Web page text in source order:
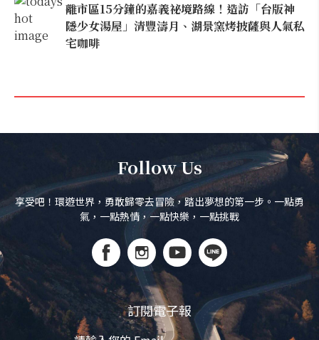
離市區15分鐘的嘉義祕境路線！造訪「台版神
隱少女湯屋」清豐濤月、湖景窯烤披薩與人氣私
宅咖啡
Follow Us
享受吧！環遊世界，勇敢歸零去冒險，踏出夢想的第一步。一點勇
氣，一點熱情，一點快樂，一點挑戰
訂閱電子報